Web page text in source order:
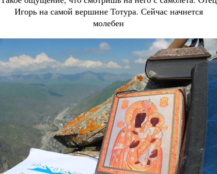
Игорь на самой вершине Тотура. Сейчас начнется
молебен